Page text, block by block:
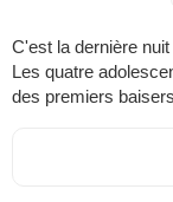
C'est la dernière
Les quatre
des premiers